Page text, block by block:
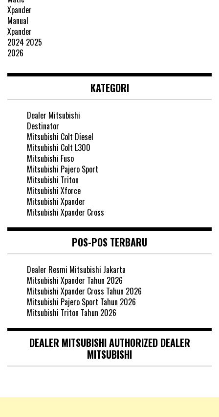
KATEGORI
Dealer Mitsubishi
Destinator
Mitsubishi Colt Diesel
Mitsubishi Colt L300
Mitsubishi Fuso
Mitsubishi Pajero Sport
Mitsubishi Triton
Mitsubishi Xforce
Mitsubishi Xpander
Mitsubishi Xpander Cross
POS-POS TERBARU
Dealer Resmi Mitsubishi Jakarta
Mitsubishi Xpander Tahun 2026
Mitsubishi Xpander Cross Tahun 2026
Mitsubishi Pajero Sport Tahun 2026
Mitsubishi Triton Tahun 2026
DEALER MITSUBISHI AUTHORIZED DEALER
MITSUBISHI